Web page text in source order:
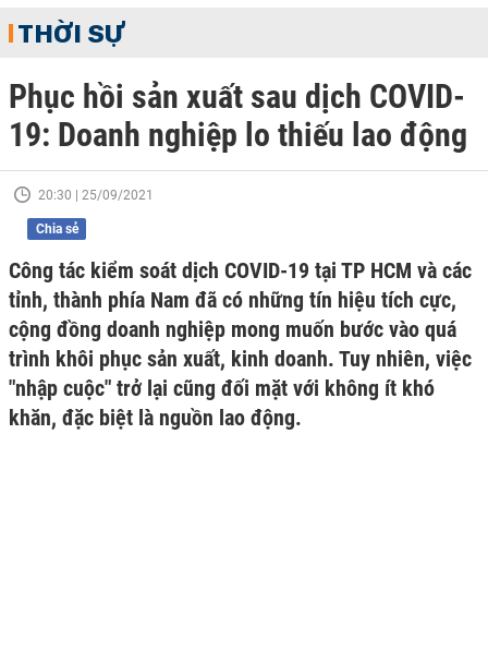
THỜI SỰ
Phục hồi sản xuất sau dịch COVID-
19: Doanh nghiệp lo thiếu lao động
20:30 | 25/09/2021
Chia sẻ
Công tác kiểm soát dịch COVID-19 tại TP HCM và các
tỉnh, thành phía Nam đã có những tín hiệu tích cực,
cộng đồng doanh nghiệp mong muốn bước vào quá
trình khôi phục sản xuất, kinh doanh. Tuy nhiên, việc
"nhập cuộc" trở lại cũng đối mặt với không ít khó
khăn, đặc biệt là nguồn lao động.